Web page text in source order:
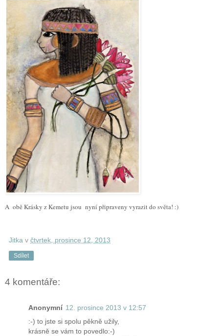
A obě Krásky z Kemetu jsou nyní připraveny vyrazit do světa! :)
Jitka v čtvrtek, prosince 12, 2013
Sdílet
4 komentáře:
Anonymní 12. prosince 2013 v 12:57
:-) to jste si spolu pěkně užily,
krásně se vám to povedlo:-)